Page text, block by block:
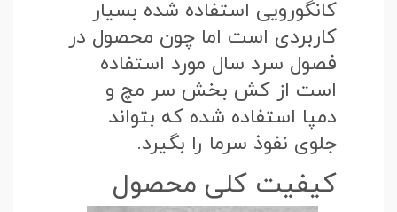
کانگورویی استفاده شده بسیار
کاربردی است اما چون محصول در
فصول سرد سال مورد استفاده
است از کش بخش سر مچ و
دمپا استفاده شده که بتواند
جلوی نفوذ سرما را بگیرد.
کیفیت کلی محصول